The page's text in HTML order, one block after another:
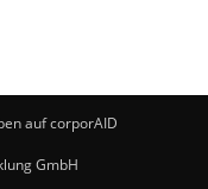
auf corporAID
GmbH